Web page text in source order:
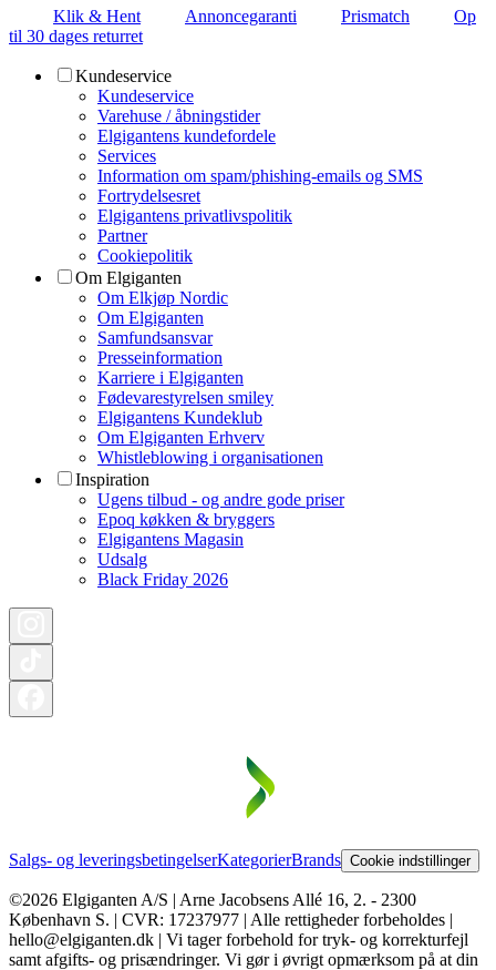
Klik & Hent Annoncegaranti Prismatch
Op
til 30 dages returret
Kundeservice
Kundeservice
Varehuse / åbningstider
Elgigantens kundefordele
Services
Information om spam/phishing-emails og SMS
Fortrydelsesret
Elgigantens privatlivspolitik
Partner
Cookiepolitik
Om Elgiganten
Om Elkjøp Nordic
Om Elgiganten
Samfundsansvar
Presseinformation
Karriere i Elgiganten
Fødevarestyrelsen smiley
Elgigantens Kundeklub
Om Elgiganten Erhverv
Whistleblowing i organisationen
Inspiration
Ugens tilbud - og andre gode priser
Epoq køkken & bryggers
Elgigantens Magasin
Udsalg
Black Friday 2026
Salgs- og leveringsbetingelserKategorierBrands Cookie indstillinger
©2026 Elgiganten A/S | Arne Jacobsens Allé 16, 2. - 2300
København S. | CVR: 17237977 | Alle rettigheder forbeholdes |
hello@elgiganten.dk | Vi tager forbehold for tryk- og korrekturfejl
samt afgifts- og prisændringer. Vi gør i øvrigt opmærksom på at din